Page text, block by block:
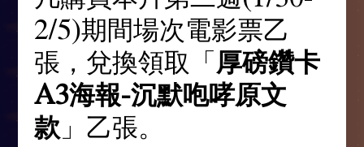
2/5)期間場次電影票乙
張，兌換領取「厚磅鑽卡
A3海報-沉默咆哮原文
款 」乙張。